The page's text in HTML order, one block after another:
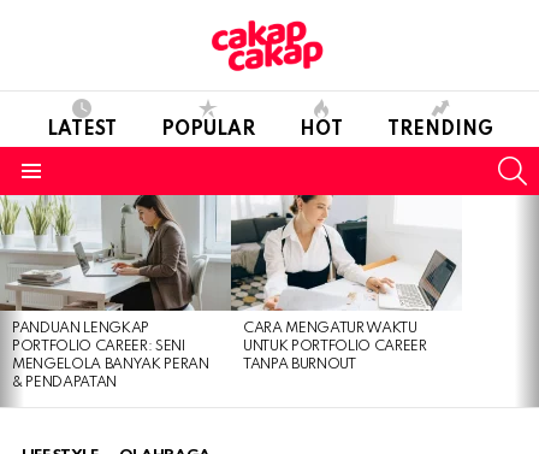
LATEST POPULAR HOT TRENDING
LATEST
STORIES
PANDUAN LENGKAP
PORTFOLIO CAREER: SENI
MENGELOLA BANYAK PERAN
& PENDAPATAN
CARA MENGATUR WAKTU
UNTUK PORTFOLIO CAREER
TANPA BURNOUT